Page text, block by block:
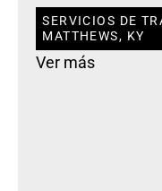
SERVICIOS DE
MATTHEWS, KY
Ver más